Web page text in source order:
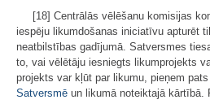
[18] Centrālās vēlēšanu komisijas
iespēju likumdošanas iniciatīvu apturēt
neatbilstības gadījumā. Satversmes
to, vai vēlētāju iesniegts likumprojekts
projekts var kļūt par likumu, pieņem
Satversmē un likumā noteiktajā kārtībā.